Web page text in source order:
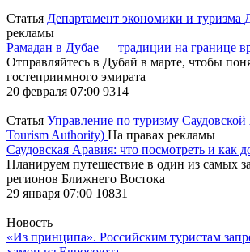
Статья Департамент экономики и туризма
рекламы
Рамадан в Дубае — традиции на границе
Отправляйтесь в Дубай в марте, чтобы
гостеприимного эмирата
20 февраля 07:00 9314
Статья Управление по туризму
Tourism Authority) На правах рекламы
Саудовская Аравия: что посмотреть и как
Планируем путешествие в один из самых
регионов Ближнего Востока
29 января 07:00 10831
Новость
«Из принципа». Российским туристам